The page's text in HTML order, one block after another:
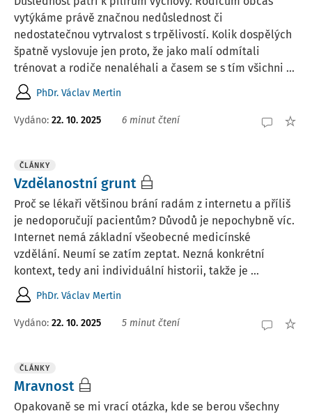
vytýkáme právě značnou nedůslednost či
nedostatečnou vytrvalost s trpělivostí. Kolik dospělých
špatně vyslovuje jen proto, že jako malí odmítali
trénovat a rodiče nenaléhali a časem se s tím všichni ...
PhDr. Václav Mertin
Vydáno: 22. 10. 2025 6 minut čtení
ČLÁNKY
Vzdělanostní grunt
Proč se lékaři většinou brání radám z internetu a příliš
je nedoporučují pacientům? Důvodů je nepochybně víc.
Internet nemá základní všeobecné medicínské
vzdělání. Neumí se zatím zeptat. Nezná konkrétní
kontext, tedy ani individuální historii, takže je ...
PhDr. Václav Mertin
Vydáno: 22. 10. 2025 5 minut čtení
ČLÁNKY
Mravnost
Opakovaně se mi vrací otázka, kde se berou všechny